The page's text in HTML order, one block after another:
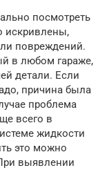
посмотреть
искривлены,
повреждений.
в любом гараже,
детали. Если
причина была
проблема
всего в
жидкости
это можно
выявлении